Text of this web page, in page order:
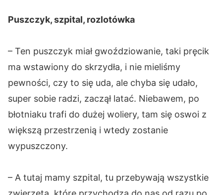
Puszczyk, szpital, rozlotówka
– Ten puszczyk miał gwoździowanie, taki pręcik
ma wstawiony do skrzydła, i nie mieliśmy
pewności, czy to się uda, ale chyba się udało,
super sobie radzi, zaczął latać. Niebawem, po
błotniaku trafi do dużej woliery, tam się oswoi z
większą przestrzenią i wtedy zostanie
wypuszczony.
– A tutaj mamy szpital, tu przebywają wszystkie